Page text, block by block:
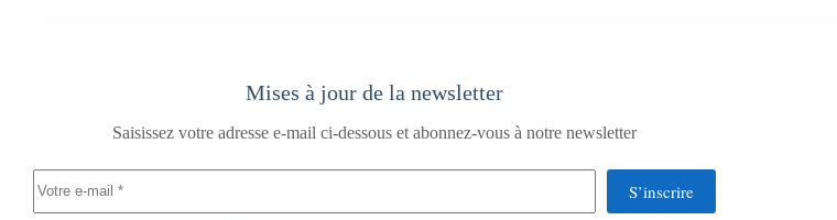
Mises à jour de la newsletter
Saisissez votre adresse e-mail ci-dessous et abonnez-vous à notre newsletter
S’inscrire